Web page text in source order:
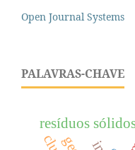
Open Journal Systems
PALAVRAS-CHAVE
resíduos